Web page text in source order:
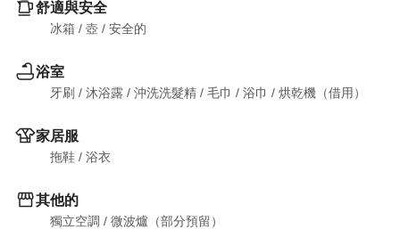
舒適與安全
冰箱 / 壺 / 安全的
浴室
牙刷 / 沐浴露 / 沖洗洗髮精 / 毛巾 / 浴巾 / 烘乾機（借用）
家居服
拖鞋 / 浴衣
其他的
獨立空調 / 微波爐（部分預留）